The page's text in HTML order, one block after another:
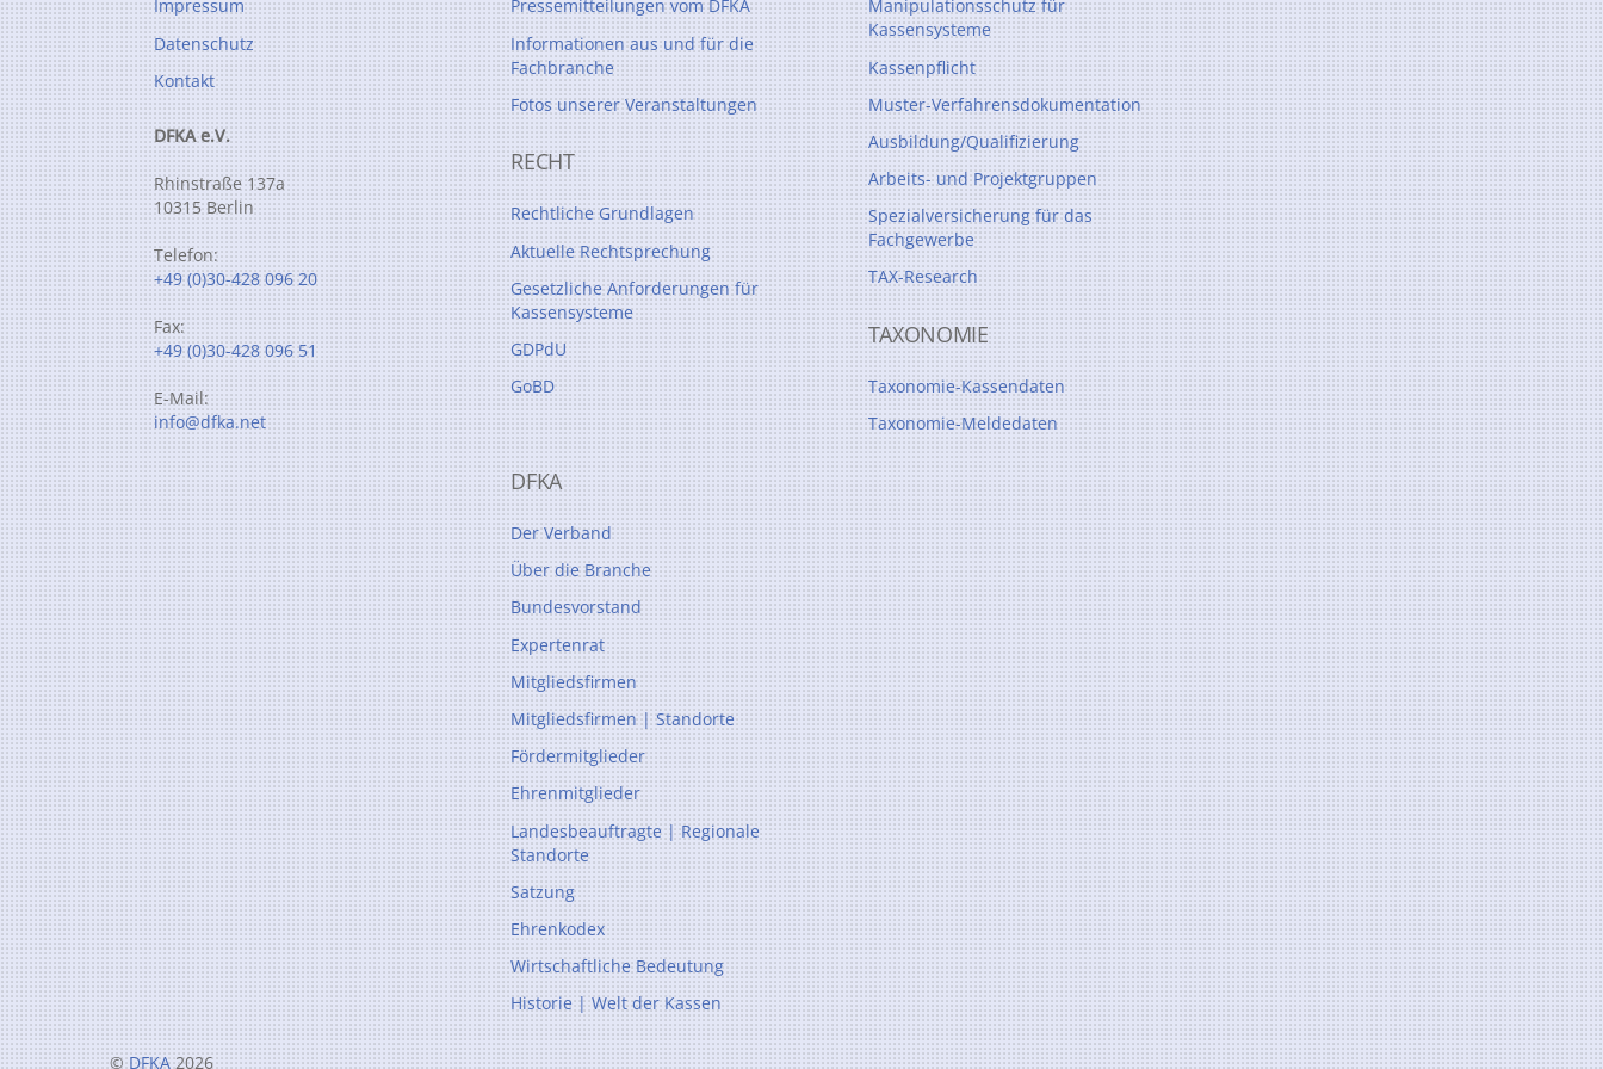
Impressum
Datenschutz
Kontakt
DFKA e.V.
Rhinstraße 137a
10315 Berlin
Telefon:
+49 (0)30-428 096 20
Fax:
+49 (0)30-428 096 51
E-Mail:
info@dfka.net
Pressemitteilungen vom DFKA
Informationen aus und für die
Fachbranche
Fotos unserer Veranstaltungen
RECHT
Rechtliche Grundlagen
Aktuelle Rechtsprechung
Gesetzliche Anforderungen für
Kassensysteme
GDPdU
GoBD
Manipulationsschutz für
Kassensysteme
Kassenpflicht
Muster-Verfahrensdokumentation
Ausbildung/Qualifizierung
Arbeits- und Projektgruppen
Spezialversicherung für das
Fachgewerbe
TAX-Research
TAXONOMIE
Taxonomie-Kassendaten
Taxonomie-Meldedaten
DFKA
Der Verband
Über die Branche
Bundesvorstand
Expertenrat
Mitgliedsfirmen
Mitgliedsfirmen | Standorte
Fördermitglieder
Ehrenmitglieder
Landesbeauftragte | Regionale
Standorte
Satzung
Ehrenkodex
Wirtschaftliche Bedeutung
Historie | Welt der Kassen
©DFKA2026